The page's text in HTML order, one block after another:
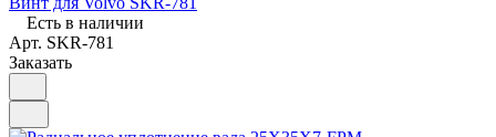
Есть в наличии
Арт. SKR-781
Заказать